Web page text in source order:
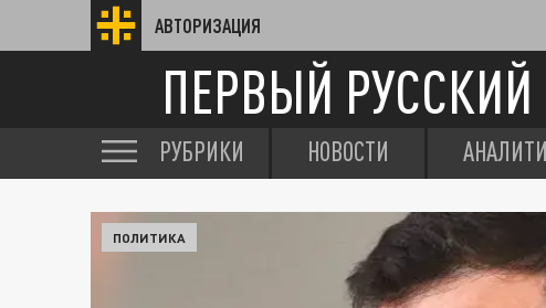
АВТОРИЗАЦИЯ
ПЕРВЫЙ РУССКИЙ
РУБРИКИ НОВОСТИ
ПОЛИТИКА